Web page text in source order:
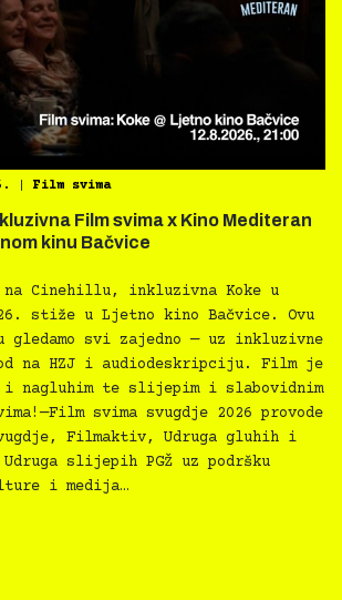
Film svima
Film svima x Kino Mediteran
kinu Bačvice
na Cinehillu, inkluzivna Koke u
stiže u Ljetno kino Bačvice. Ovu
gledamo svi zajedno — uz inkluzivne
na HZJ i audiodeskripciju. Film je
i nagluhim te slijepim i slabovidnim
svima svugdje 2026 provode
Filmaktiv, Udruga gluhih i
slijepih PGŽ uz podršku
i medija…